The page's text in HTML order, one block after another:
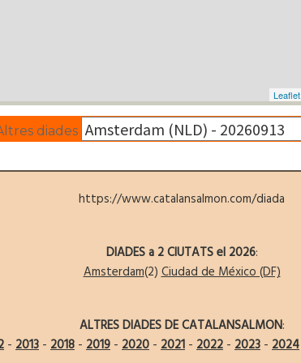
Leaflet
diades
https://www.catalansalmon.com/diada
DIADES a 2 CIUTATS el 2026:
Amsterdam(2)Ciudad de México (DF)
ALTRES DIADES DE CATALANSALMON:
- 2013 - 2018 - 2019 - 2020 - 2021 - 2022 - 2023 - 2024